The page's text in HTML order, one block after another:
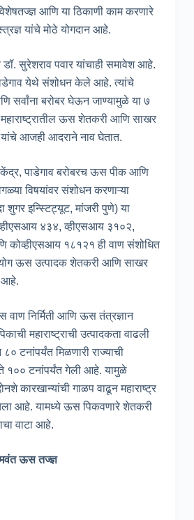
आणि या ठिकाणी काम करणारे
यांचे मोठे योगदान आहे.
सुरेशराव पवार यांचाही समावेश आहे.
येथे संशोधन केले आहे. त्यांचे
सर्वांना बरोबर घेऊन जाण्यामुळे या ७
महाराष्ट्रातील ऊस शेतकरी आणि साखर
यांचे आजही आदराने नाव घेतात.
पाडेगाव बरोबरच ऊस पीक आणि
विषयांवर संशोधन करणाऱ्या
शुगर इन्स्टिट्यूट, मांजरी पुणे) या
४३४, व्हीएसआय ३१०२,
१८१२१ ही वाण संशोधित
ऊस उत्पादक शेतकरी आणि साखर
आहे.
वाण निर्मिती आणि ऊस तंत्रज्ञान
महाराष्ट्राची उत्पादकता वाढली
टनांपर्यंत मिळणारी राज्याची
१०० टनांपर्यंत गेली आहे. यामुळे
कारखान्यांची गाळप वाढून महाराष्ट्र
आहे. यामध्ये ऊस पिकवणारे शेतकरी
वाटा आहे.
ऊस तज्ज्ञ